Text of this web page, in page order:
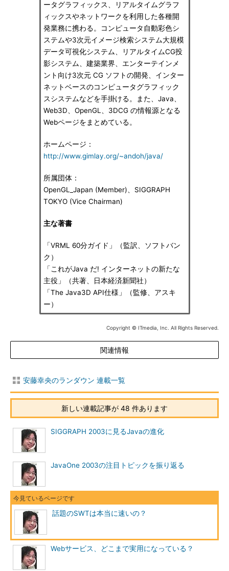
ータグラフィックス、リアルタイムグラフ
ィックスやネットワークを利用した各種開
発業務に携わる。コンピュータ自動彩色シ
ステムや3次元イメージ検索システム大規模
データ可視化システム、リアルタイムCG投
影システム、建築業界、エンターテインメ
ント向け3次元 CG ソフトの開発、インター
ネットベースのコンピュータグラフィック
スシステムなどを手掛ける。また、Java、
Web3D、OpenGL、3DCG の情報源となる
Webページをまとめている。
ホームページ：
http://www.gimlay.org/~andoh/java/
所属団体：
OpenGL_Japan (Member)、SIGGRAPH
TOKYO (Vice Chairman)
主な著書
「VRML 60分ガイド」（監訳、ソフトバン
ク）
「これがJava だ! インターネットの新たな
主役」（共著、日本経済新聞社）
「The Java3D API仕様」（監修、アスキ
ー）
Copyright © ITmedia, Inc. All Rights Reserved.
関連情報
安藤幸央のランダウン 連載一覧
新しい連載記事が 48 件あります
SIGGRAPH 2003に見るJavaの進化
JavaOne 2003の注目トピックを振り返る
話題のSWTは本当に速いの？
Webサービス、どこまで実用になっている？